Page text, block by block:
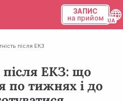
ЗАПИС
на прийом
після ЕКЗ
після ЕКЗ: що
по тижнях і до